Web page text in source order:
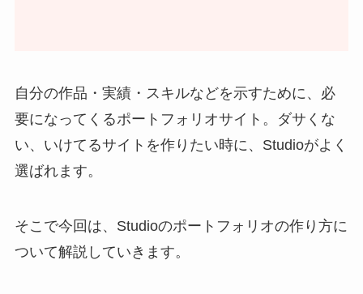
自分の作品・実績・スキルなどを示すために、必
要になってくるポートフォリオサイト。ダサくな
い、いけてるサイトを作りたい時に、Studioがよく
選ばれます。
そこで今回は、Studioのポートフォリオの作り方に
ついて解説していきます。